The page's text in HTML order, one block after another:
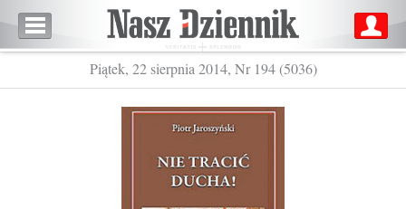
Piątek, 22 sierpnia 2014, Nr 194 (5036)